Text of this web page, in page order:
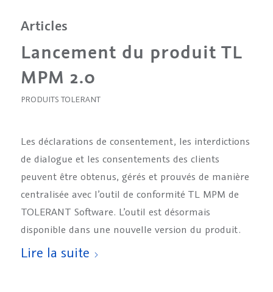
Articles
Lancement du produit TL
MPM 2.0
PRODUITS TOLERANT
Les déclarations de consentement, les interdictions
de dialogue et les consentements des clients
peuvent être obtenus, gérés et prouvés de manière
centralisée avec l’outil de conformité TL MPM de
TOLERANT Software. L’outil est désormais
disponible dans une nouvelle version du produit.
Lire la suite